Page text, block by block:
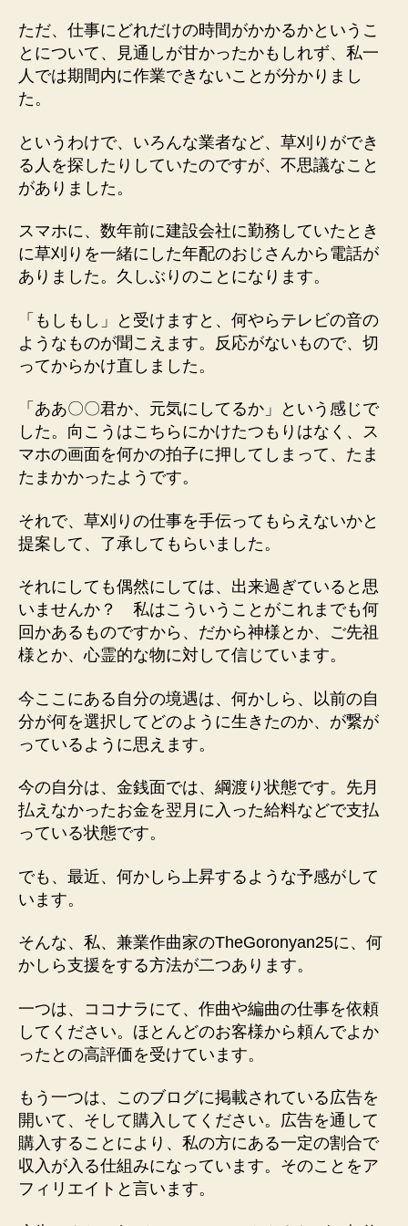
ただ、仕事にどれだけの時間がかかるかというこ
とについて、見通しが甘かったかもしれず、私一
人では期間内に作業できないことが分かりまし
た。
というわけで、いろんな業者など、草刈りができ
る人を探したりしていたのですが、不思議なこと
がありました。
スマホに、数年前に建設会社に勤務していたとき
に草刈りを一緒にした年配のおじさんから電話が
ありました。久しぶりのことになります。
「もしもし」と受けますと、何やらテレビの音の
ようなものが聞こえます。反応がないもので、切
ってからかけ直しました。
「ああ〇〇君か、元気にしてるか」という感じで
した。向こうはこちらにかけたつもりはなく、ス
マホの画面を何かの拍子に押してしまって、たま
たまかかったようです。
それで、草刈りの仕事を手伝ってもらえないかと
提案して、了承してもらいました。
それにしても偶然にしては、出来過ぎていると思
いませんか？ 私はこういうことがこれまでも何
回かあるものですから、だから神様とか、ご先祖
様とか、心霊的な物に対して信じています。
今ここにある自分の境遇は、何かしら、以前の自
分が何を選択してどのように生きたのか、が繋が
っているように思えます。
今の自分は、金銭面では、綱渡り状態です。先月
払えなかったお金を翌月に入った給料などで支払
っている状態です。
でも、最近、何かしら上昇するような予感がして
います。
そんな、私、兼業作曲家のTheGoronyan25に、何
かしら支援をする方法が二つあります。
一つは、ココナラにて、作曲や編曲の仕事を依頼
してください。ほとんどのお客様から頼んでよか
ったとの高評価を受けています。
もう一つは、このブログに掲載されている広告を
開いて、そして購入してください。広告を通して
購入することにより、私の方にある一定の割合で
収入が入る仕組みになっています。そのことをア
フィリエイトと言います。